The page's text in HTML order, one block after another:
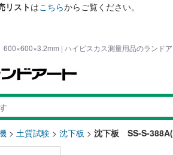
リストはこちらからご覧ください。
| ハイビスカス測量用品のランド
> 土質試験 > 沈下板 > 沈下板 SS-S-